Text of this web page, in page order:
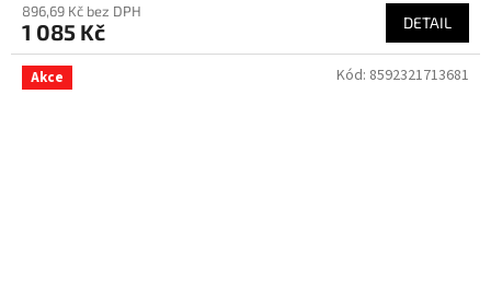
896,69 Kč bez DPH
1 085 Kč DETAIL
Akce Kód: 8592321713681